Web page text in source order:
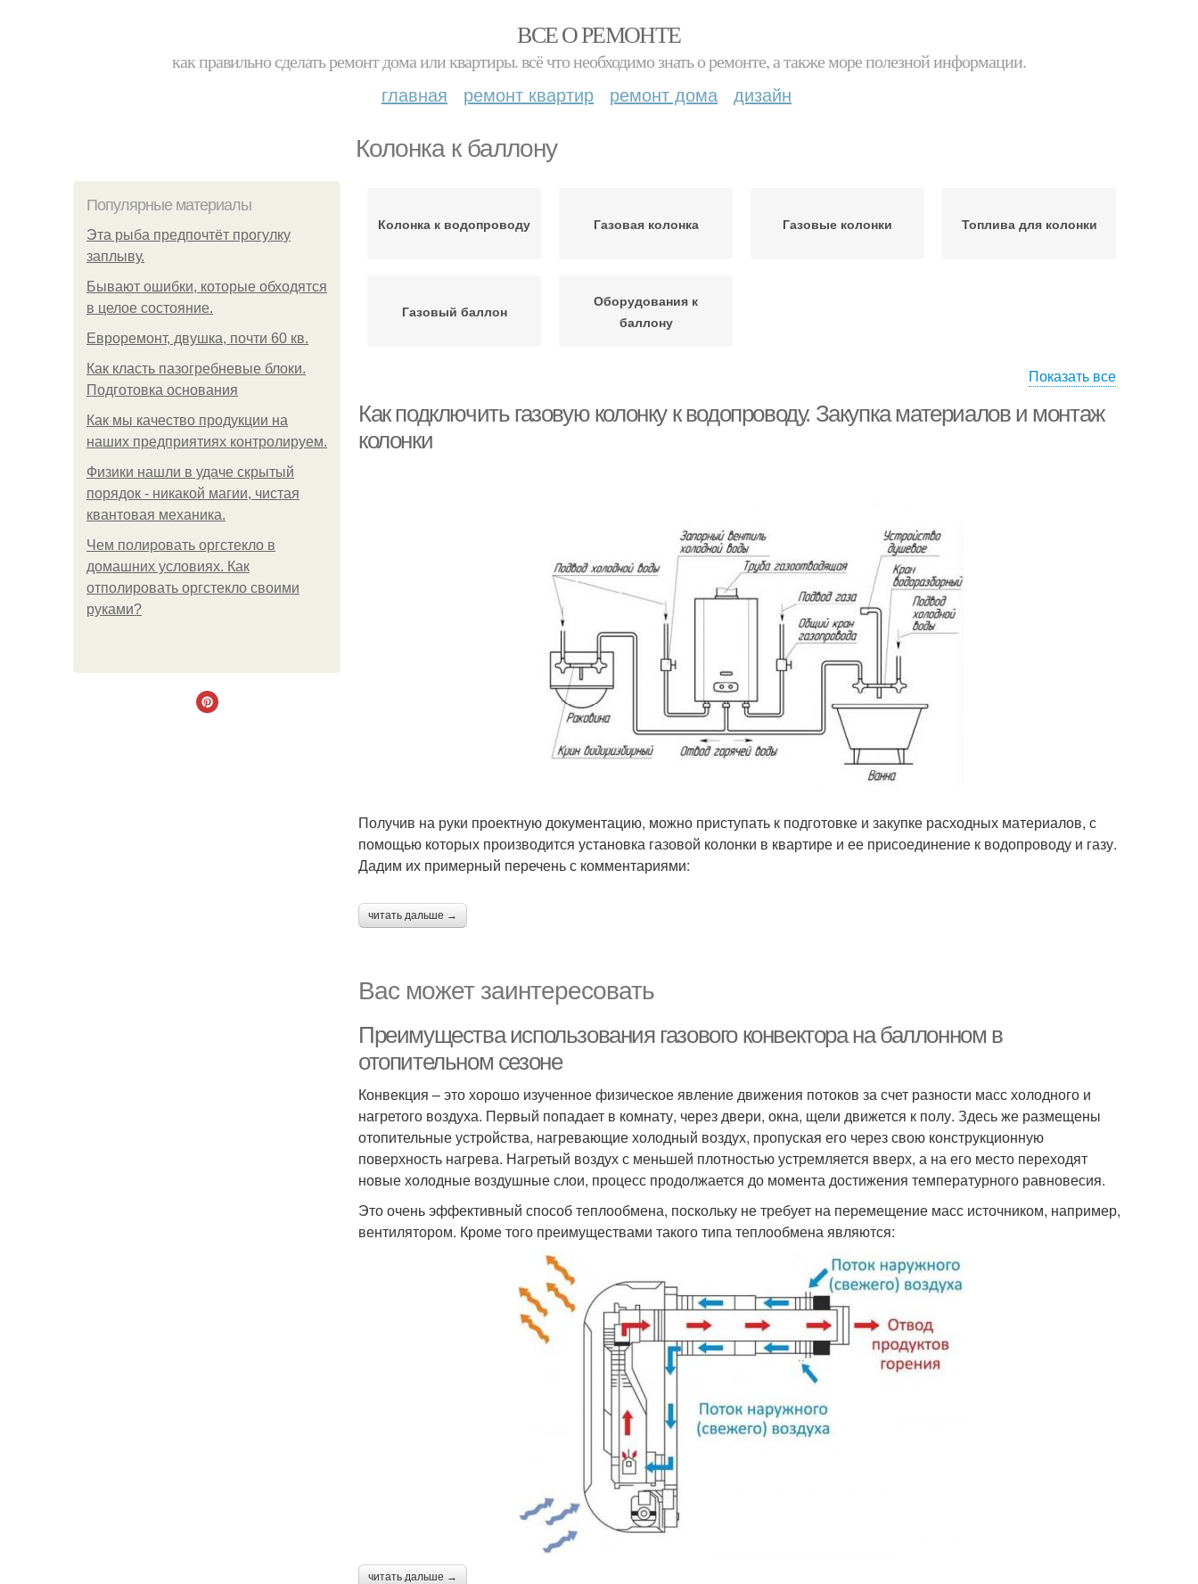
ВСЕ О РЕМОНТЕ
как правильно сделать ремонт дома или квартиры. всё что необходимо знать о ремонте, а также море полезной информации.
главная ремонт квартир ремонт дома дизайн
Колонка к баллону
Популярные материалы
Эта рыба предпочтёт прогулку
заплыву.
Бывают ошибки, которые обходятся
в целое состояние.
Евроремонт, двушка, почти 60 кв.
Как класть пазогребневые блоки.
Подготовка основания
Как мы качество продукции на
наших предприятиях контролируем.
Физики нашли в удаче скрытый
порядок - никакой магии, чистая
квантовая механика.
Чем полировать оргстекло в
домашних условиях. Как
отполировать оргстекло своими
руками?
Колонка к водопроводу Газовая колонка Газовые колонки Топлива для колонки
Газовый баллон
Оборудования к
баллону
Показать все
Как подключить газовую колонку к водопроводу. Закупка материалов и монтаж
колонки
Получив на руки проектную документацию, можно приступать к подготовке и закупке расходных материалов, с
помощью которых производится установка газовой колонки в квартире и ее присоединение к водопроводу и газу.
Дадим их примерный перечень с комментариями:
читать дальше →
Вас может заинтересовать
Преимущества использования газового конвектора на баллонном в
отопительном сезоне
Конвекция – это хорошо изученное физическое явление движения потоков за счет разности масс холодного и
нагретого воздуха. Первый попадает в комнату, через двери, окна, щели движется к полу. Здесь же размещены
отопительные устройства, нагревающие холодный воздух, пропуская его через свою конструкционную
поверхность нагрева. Нагретый воздух с меньшей плотностью устремляется вверх, а на его место переходят
новые холодные воздушные слои, процесс продолжается до момента достижения температурного равновесия.
Это очень эффективный способ теплообмена, поскольку не требует на перемещение масс источником, например,
вентилятором. Кроме того преимуществами такого типа теплообмена являются:
читать дальше →